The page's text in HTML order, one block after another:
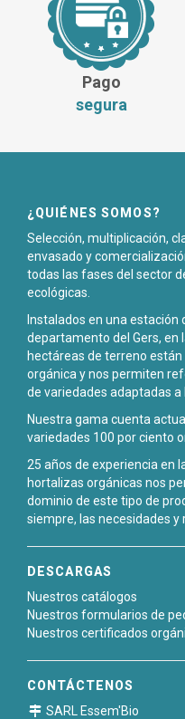
Pago
segura
¿QUIÉNES SOMOS?
Selección, multiplicación,
envasado y
todas las fases del sector
ecológicas.
Instalados en una estación
departamento del Gers, en
hectáreas de terreno
orgánica y nos permiten
de variedades adaptadas a
Nuestra gama cuenta
variedades 100 por ciento
25 años de experiencia en
hortalizas orgánicas nos
dominio de este tipo de
siempre, las necesidades y
DESCARGAS
Nuestros catálogos
Nuestros formularios de
Nuestros certificados
CONTÁCTENOS
SARL Essem'Bio